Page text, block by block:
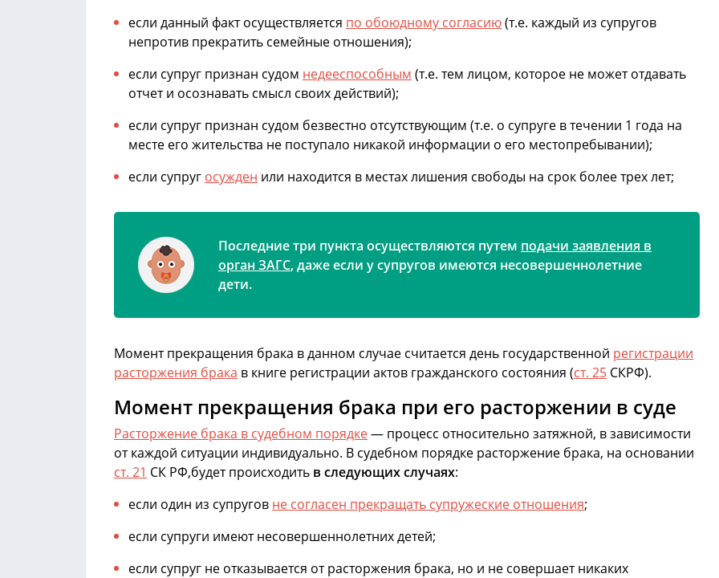
если данный факт осуществляется по обоюдному согласию(т.е. каждый из супругов
непротив прекратить семейные отношения);
если супруг признан судом недееспособным (т.е. тем лицом, которое не может отдавать
отчет и осознавать смысл своих действий);
если супруг признан судом безвестно отсутствующим (т.е. о супруге в течении 1 года на
месте его жительства не поступало никакой информации о его местопребывании);
если супруг осужден или находится в местах лишения свободы на срок более трех лет;
Последние три пункта осуществляются путем подачи заявления в
орган ЗАГС, даже если у супругов имеются несовершеннолетние
дети.
Момент прекращения брака в данном случае считается день государственной регистрации
расторжения брака в книге регистрации актов гражданского состояния (ст. 25 СКРФ).
Момент прекращения брака при его расторжении в суде
Расторжение брака в судебном порядке— процесс относительно затяжной, в зависимости
от каждой ситуации индивидуально. В судебном порядке расторжение брака, на основании
ст. 21 СК РФ,будет происходить в следующих случаях:
если один из супругов не согласен прекращать супружеские отношения;
если супруги имеют несовершеннолетних детей;
если супруг не отказывается от расторжения брака, но и не совершает никаких